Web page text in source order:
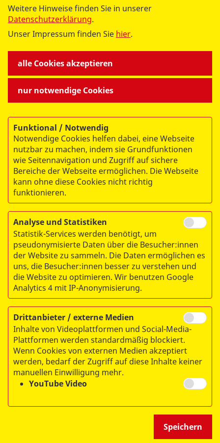
Sicher Silvester feiern mit Vorsicht und Respekt
Nehmen Sie Rücksicht auf Rettungskräfte
Der Jahreswechsel ist für die meisten Menschen ein
Anlass zur Freude – ein Fest voller guter Vorsätze,
Einsatzkräfte im ASB-Rettungsdienst gehört die
Silvesternacht zu den stressigsten Nächten des Jahres.
Vermehrte Notfalleinsätze, darunter Verletzungen
durch Feuerwerkskörper, Alkoholvergiftungen oder
Unfälle, bringen Rettungsdienste oft an ihre
Belastungsgrenze.
Mehr lesen
1(aktuell)
2 6
7 … 15
© 2026 ASB-Regionalverband Magdeburg e.V.
Impressum
Datenschutz
Weitere Hinweise finden Sie in unserer
Datenschutzerklärung.
Unser Impressum finden Sie hier.
nur notwendige Cookies
alle Cookies akzeptieren
Funktional / Notwendig
Notwendige Cookies helfen dabei, eine Webseite
nutzbar zu machen, indem sie Grundfunktionen
wie Seitennavigation und Zugriff auf sichere
Bereiche der Webseite ermöglichen. Die Webseite
kann ohne diese Cookies nicht richtig
funktionieren.
Analyse und Statistiken
Statistik-Services werden benötigt, um
pseudonymisierte Daten über die Besucher:innen
der Website zu sammeln. Die Daten ermöglichen es
uns, die Besucher:innen besser zu verstehen und
die Website zu optimieren. Wir benutzen Google
Analytics 4 mit IP-Anonymisierung.
Drittanbieter / externe Medien
Inhalte von Videoplattformen und Social-Media-
Plattformen werden standardmäßig blockiert.
Wenn Cookies von externen Medien akzeptiert
werden, bedarf der Zugriff auf diese Inhalte keiner
manuellen Einwilligung mehr.
YouTube Video
Speichern